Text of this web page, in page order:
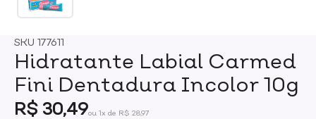
SKU 177611
Hidratante Labial Carmed
Fini Dentadura Incolor 10g
R$ 30,49ou 1x de R$ 28,97